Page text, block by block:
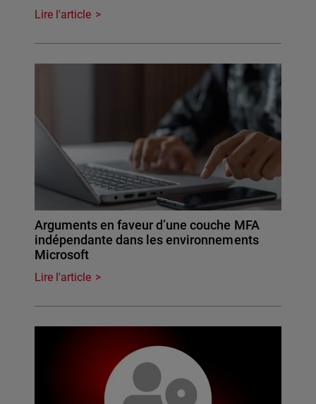
Lire l'article
Arguments en faveur d’une couche MFA
indépendante dans les environnements
Microsoft
Lire l'article